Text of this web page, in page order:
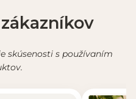
skúsenosti s používaním